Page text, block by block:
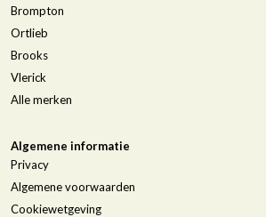
Brompton
Ortlieb
Brooks
Vlerick
Alle merken
Algemene informatie
Privacy
Algemene voorwaarden
Cookiewetgeving